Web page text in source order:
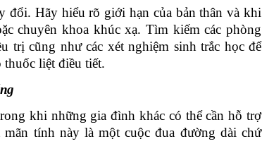
đổi. Hãy hiểu rõ giới hạn của bản thân và khi
chuyên khoa khúc xạ. Tìm kiếm các phòng
trị cũng như các xét nghiệm sinh trắc học để
thuốc liệt điều tiết.
khi những gia đình khác có thể cần hỗ trợ
tính này là một cuộc đua đường dài chứ